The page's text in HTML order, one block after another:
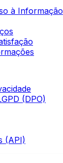
à Informação
(DPO)
(API)